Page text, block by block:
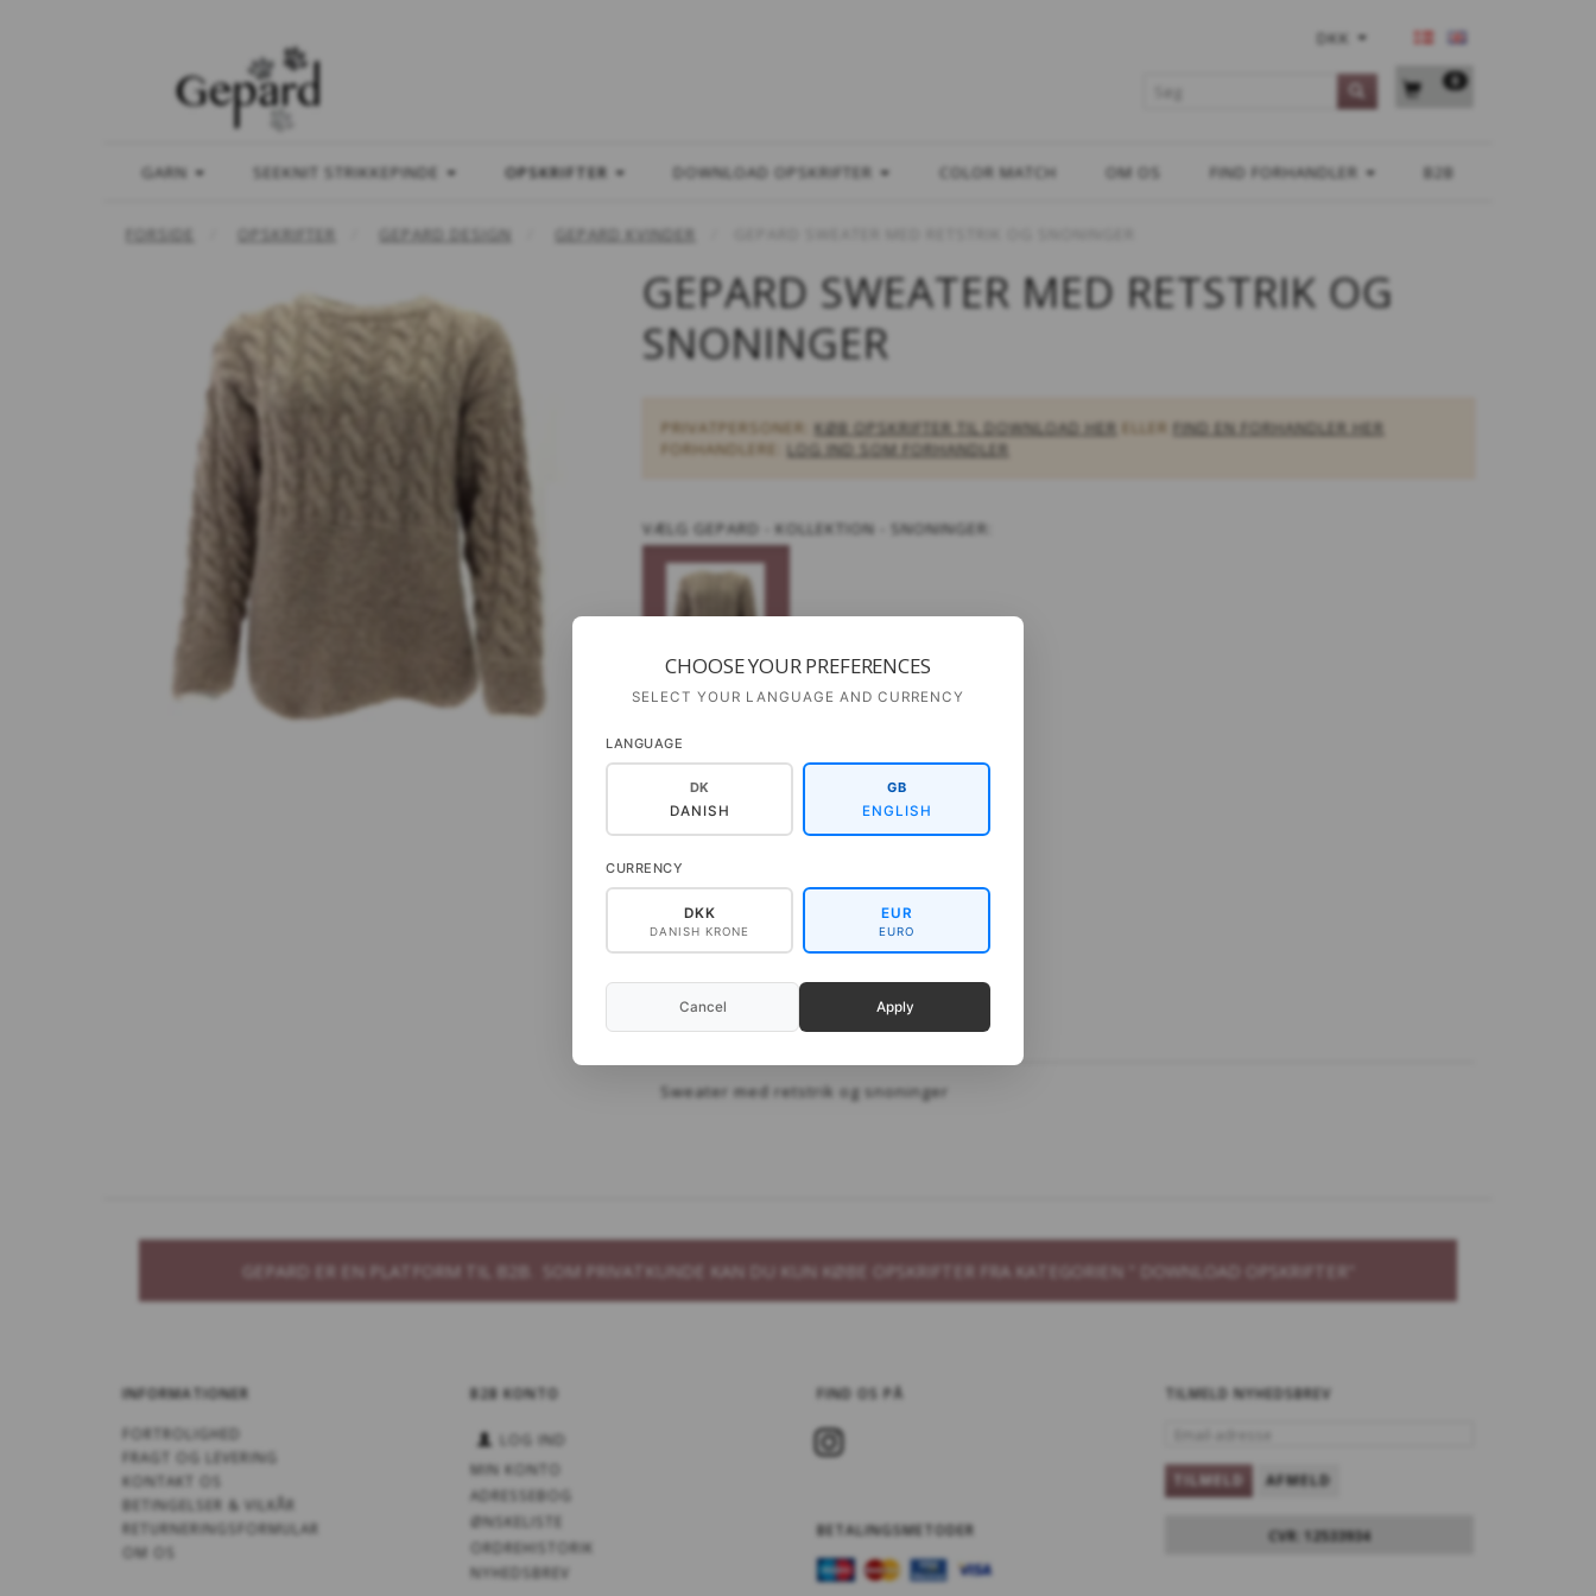
DKK
0
GARN SEEKNIT STRIKKEPINDE OPSKRIFTER DOWNLOAD OPSKRIFTER COLOR MATCH OM OS FIND FORHANDLER B2B
FORSIDE OPSKRIFTER GEPARD DESIGN GEPARD KVINDER
GEPARD SWEATER MED RETSTRIK OG
SNONINGER
PRIVATPERSONER: KØB OPSKRIFTER TIL DOWNLOAD HER ELLER FIND EN FORHANDLER HER
FORHANDLERE: LOG IND SOM FORHANDLER
VÆLG GEPARD - KOLLEKTION - SNONINGER:
Sweater m.
Gep.Da-14-12
VÆLGSPROG - OPSKRIFTER:
Dansk Svensk
Sweater med retstrik og snoninger
GEPARD ER EN PLATFORM TIL B2B. SOM PRIVATKUNDE KAN DU KUN KØBE OPSKRIFTER FRA KATEGORIEN " DOWNLOAD OPSKRIFTER"
INFORMATIONER
FORTROLIGHED
FRAGT OG LEVERING
KONTAKT OS
BETINGELSER & VILKÅR
RETURNERINGSFORMULAR
OM OS
B2B KONTO
LOG IND
MIN KONTO
ADRESSEBOG
ØNSKELISTE
ORDREHISTORIK
NYHEDSBREV
FIND OS PÅ
BETALINGSMETODER
TILMELD NYHEDSBREV
TILMELD AFMELD
CVR: 12533934
CHOOSE YOUR PREFERENCES
SELECT YOUR LANGUAGE AND CURRENCY
LANGUAGE
DK
DANISH
GB
ENGLISH
CURRENCY
DKK
DANISH KRONE
EUR
EURO
Cancel Apply